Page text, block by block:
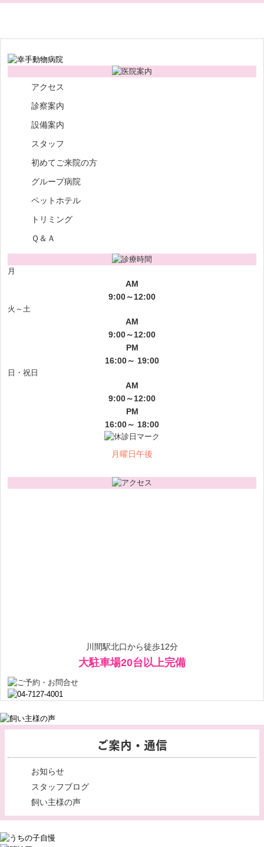
アクセス
診察案内
設備案内
スタッフ
初めてご来院の方
グループ病院
ペットホテル
トリミング
Ｑ＆Ａ
月
AM
9:00～12:00
火～土
AM
9:00～12:00
PM
16:00～ 19:00
日・祝日
AM
9:00～12:00
PM
16:00～ 18:00
月曜日午後
川間駅北口から徒歩12分
大駐車場20台以上完備
ご案内・通信
お知らせ
スタッフブログ
飼い主様の声